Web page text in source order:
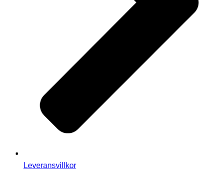
Leveransvillkor